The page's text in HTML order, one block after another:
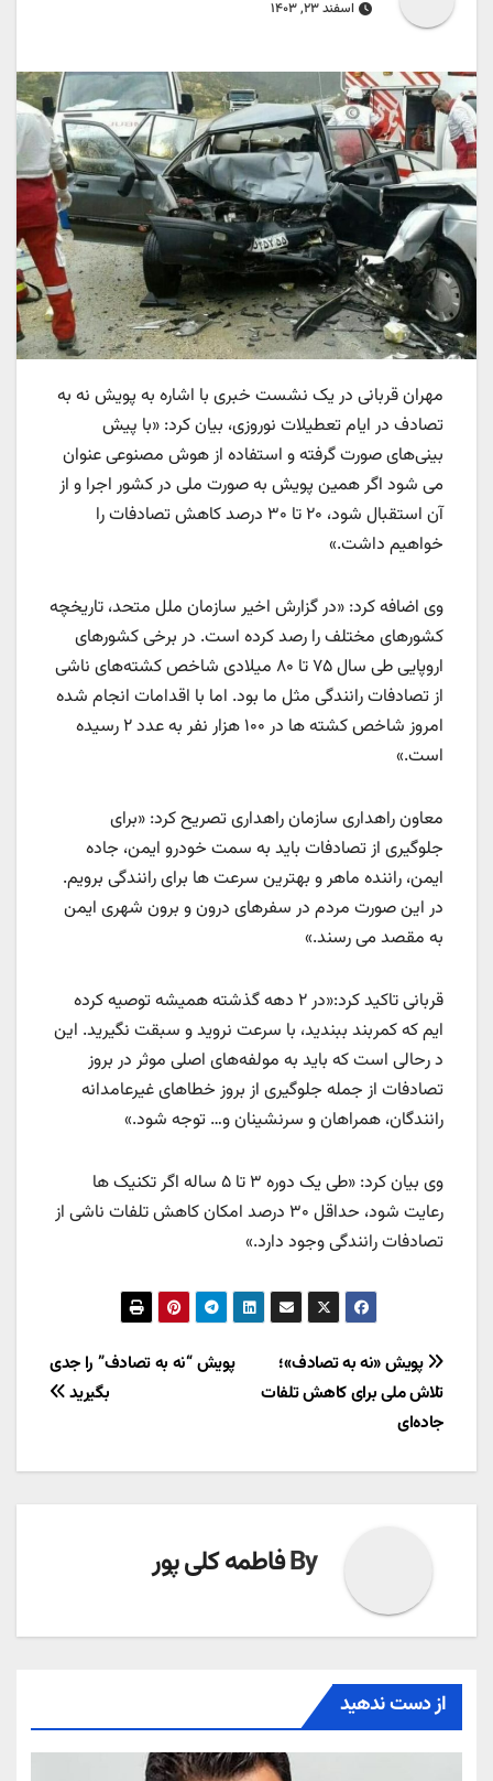
اسفند ۲۳, ۱۴۰۳
مهران قربانی در یک نشست خبری با اشاره به پویش نه به
تصادف در ایام تعطیلات نوروزی، بیان کرد: «با پیش
بینی‌های صورت گرفته و استفاده از هوش مصنوعی عنوان
می شود اگر همین پویش به صورت ملی در کشور اجرا و از
آن استقبال شود، ۲۰ تا ۳۰ درصد کاهش تصادفات را
خواهیم داشت.»
وی اضافه کرد: «در گزارش اخیر سازمان ملل متحد، تاریخچه
کشورهای مختلف را رصد کرده است. در برخی کشورهای
اروپایی طی سال ۷۵ تا ۸۰ میلادی شاخص کشته‌های ناشی
از تصادفات رانندگی مثل ما بود. اما با اقدامات انجام شده
امروز شاخص کشته ها در ۱۰۰ هزار نفر به عدد ۲ رسیده
است.»
معاون راهداری سازمان راهداری تصریح کرد: «برای
جلوگیری از تصادفات باید به سمت خودرو ایمن، جاده
ایمن، راننده ماهر و بهترین سرعت ها برای رانندگی برویم.
در این صورت مردم در سفرهای درون و برون شهری ایمن
به مقصد می رسند.»
قربانی تاکید کرد:«در ۲ دهه گذشته همیشه توصیه کرده
ایم که کمربند ببندید، با سرعت نروید و سبقت نگیرید. این
د رحالی است که باید به مولفه‌های اصلی موثر در بروز
تصادفات از جمله جلوگیری از بروز خطاهای غیرعامدانه
رانندگان، همراهان و سرنشینان و… توجه شود.»
وی بیان کرد: «طی یک دوره ۳ تا ۵ ساله اگر تکنیک ها
رعایت شود، حداقل ۳۰ درصد امکان کاهش تلفات ناشی از
تصادفات رانندگی وجود دارد.»
راهبری
نوشته
پویش “نه به تصادف” را جدی
بگیرید
پویش «نه به تصادف»؛
تلاش ملی برای کاهش تلفات
جاده‌ای
Byفاطمه کلی پور
از دست ندهید